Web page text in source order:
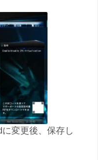
に変更後、保存し